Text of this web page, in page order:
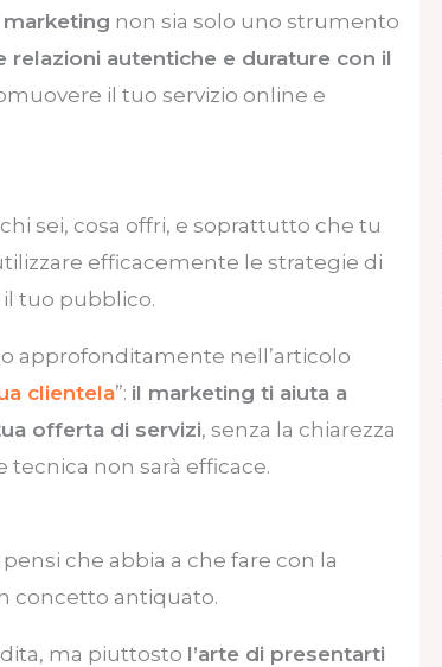
non sia solo uno strumento
autentiche e durature con il
il tuo servizio online e
sei, cosa offri, e soprattutto che tu
efficacemente le strategie di
tuo pubblico.
approfonditamente nell’articolo
clientela”: il marketing ti aiuta a
offerta di servizi, senza la chiarezza
non sarà efficace.
che abbia a che fare con la
concetto antiquato.
ma piuttosto l’arte di presentarti